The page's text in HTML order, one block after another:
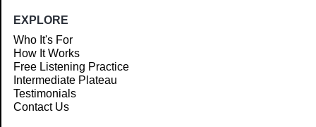
EXPLORE
Who It's For
How It Works
Free Listening Practice
Intermediate Plateau
Testimonials
Contact Us